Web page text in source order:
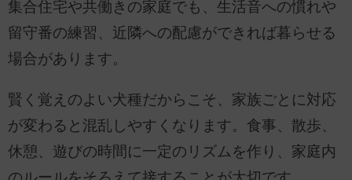
集合住宅や共働きの家庭でも、生活音への慣れや
留守番の練習、近隣への配慮ができれば暮らせる
場合があります。
賢く覚えのよい犬種だからこそ、家族ごとに対応
が変わると混乱しやすくなります。食事、散歩、
休憩、遊びの時間に一定のリズムを作り、家庭内